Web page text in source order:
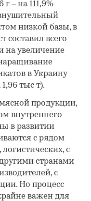
– на 111,9%
низкой базы, в
составил всего
на увеличение
в Украину
тыс т).
продукции,
внутреннего
в развитии
с рядом
с
странами
с
Но процесс
важен для